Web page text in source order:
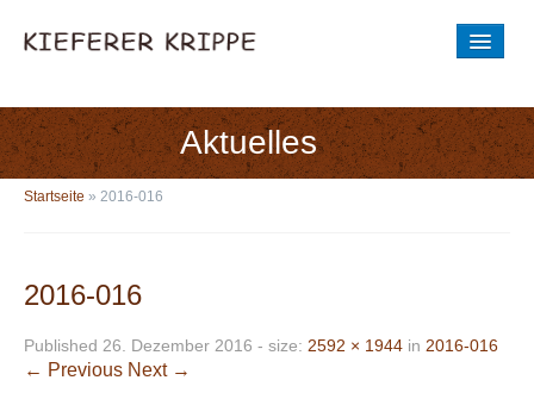
DIE GESCHICHTE
AUSSTELLUNG
BESICHTIGUNGSZEIT
Aktuelles
Startseite » 2016-016
2016-016
Published 26. Dezember 2016 - size: 2592 × 1944 in 2016-016
← Previous Next →